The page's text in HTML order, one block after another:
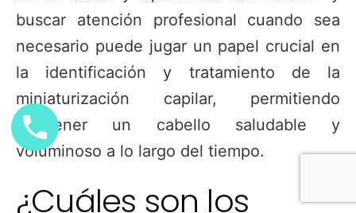
buscar atención profesional cuando sea
necesario puede jugar un papel crucial en
la identificación y tratamiento de la
miniaturización capilar, permitiendo
mantener un cabello saludable y
voluminoso a lo largo del tiempo.
¿Cuáles son los